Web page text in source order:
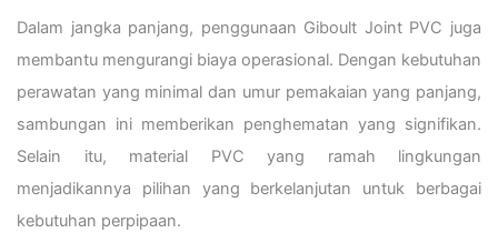
Dalam jangka panjang, penggunaan Giboult Joint PVC juga
membantu mengurangi biaya operasional. Dengan kebutuhan
perawatan yang minimal dan umur pemakaian yang panjang,
sambungan ini memberikan penghematan yang signifikan.
Selain itu, material PVC yang ramah lingkungan
menjadikannya pilihan yang berkelanjutan untuk berbagai
kebutuhan perpipaan.